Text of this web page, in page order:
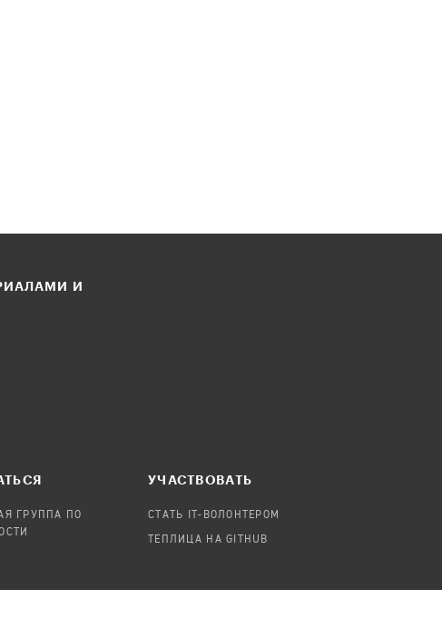
И
ГРУППА ПО
УЧАСТВОВАТЬ
СТАТЬ IT-ВОЛОНТЕРОМ
ТЕПЛИЦА НА GITHUB